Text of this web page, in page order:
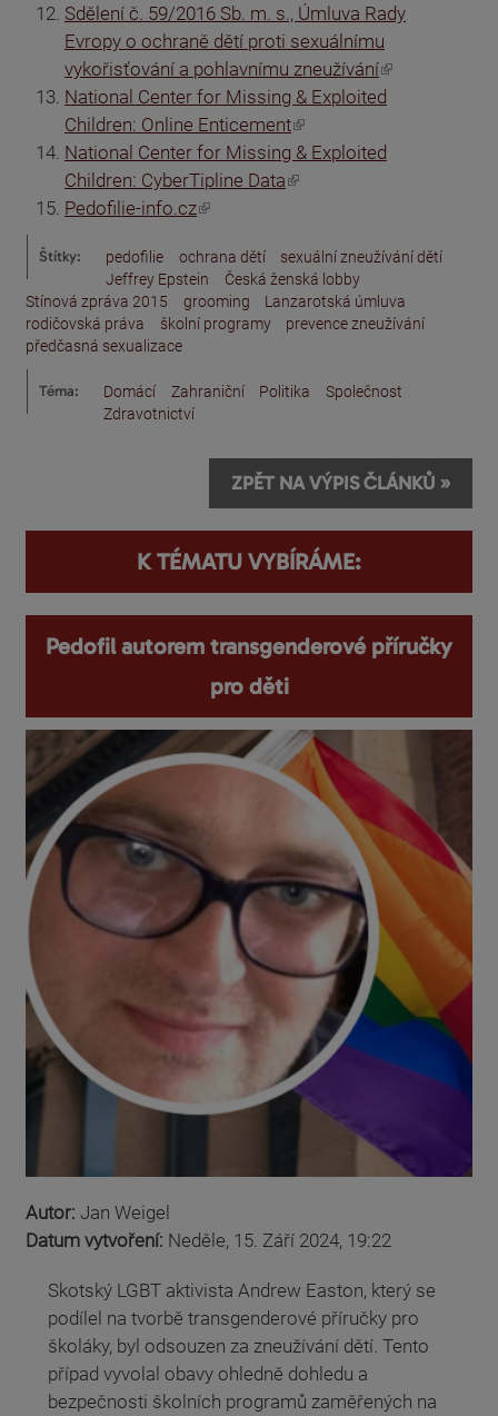
Sdělení č. 59/2016 Sb. m. s., Úmluva Rady
Evropy o ochraně dětí proti sexuálnímu
vykořisťování a pohlavnímu zneužívání
(odkaz je externí)
National Center for Missing & Exploited
Children: Online Enticement
(odkaz je externí)
National Center for Missing & Exploited
Children: CyberTipline Data
(odkaz je externí)
Pedofilie-info.cz
(odkaz je externí)
Štítky: pedofilie ochrana dětí
sexuální zneužívání dětí
Jeffrey Epstein
Česká ženská lobby
Stínová zpráva 2015
grooming
Lanzarotská úmluva
rodičovská práva
školní programy
prevence zneužívání
předčasná sexualizace
Téma: Domácí Zahraniční Politika
Společnost
Zdravotnictví
ZPĚT NA VÝPIS ČLÁNKŮ »
K TÉMATU VYBÍRÁME:
Pedofil autorem transgenderové příručky
pro děti
Autor: Jan Weigel
Datum vytvoření: Neděle, 15. Září 2024, 19:22
Skotský LGBT aktivista Andrew Easton, který se
podílel na tvorbě transgenderové příručky pro
školáky, byl odsouzen za zneužívání dětí. Tento
případ vyvolal obavy ohledně dohledu a
bezpečnosti školních programů zaměřených na